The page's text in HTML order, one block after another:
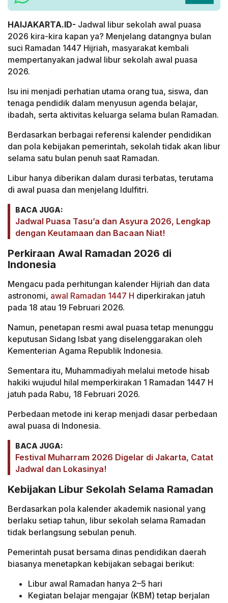
HAIJAKARTA.ID- Jadwal libur sekolah awal puasa
2026 kira-kira kapan ya? Menjelang datangnya bulan
suci Ramadan 1447 Hijriah, masyarakat kembali
mempertanyakan jadwal libur sekolah awal puasa
2026.
Isu ini menjadi perhatian utama orang tua, siswa, dan
tenaga pendidik dalam menyusun agenda belajar,
ibadah, serta aktivitas keluarga selama bulan Ramadan.
Berdasarkan berbagai referensi kalender pendidikan
dan pola kebijakan pemerintah, sekolah tidak akan libur
selama satu bulan penuh saat Ramadan.
Libur hanya diberikan dalam durasi terbatas, terutama
di awal puasa dan menjelang Idulfitri.
BACA JUGA:
Jadwal Puasa Tasu’a dan Asyura 2026, Lengkap
dengan Keutamaan dan Bacaan Niat!
Perkiraan Awal Ramadan 2026 di
Indonesia
Mengacu pada perhitungan kalender Hijriah dan data
astronomi, awal Ramadan 1447 H diperkirakan jatuh
pada 18 atau 19 Februari 2026.
Namun, penetapan resmi awal puasa tetap menunggu
keputusan Sidang Isbat yang diselenggarakan oleh
Kementerian Agama Republik Indonesia.
Sementara itu, Muhammadiyah melalui metode hisab
hakiki wujudul hilal memperkirakan 1 Ramadan 1447 H
jatuh pada Rabu, 18 Februari 2026.
Perbedaan metode ini kerap menjadi dasar perbedaan
awal puasa di Indonesia.
BACA JUGA:
Festival Muharram 2026 Digelar di Jakarta, Catat
Jadwal dan Lokasinya!
Kebijakan Libur Sekolah Selama Ramadan
Berdasarkan pola kalender akademik nasional yang
berlaku setiap tahun, libur sekolah selama Ramadan
tidak berlangsung sebulan penuh.
Pemerintah pusat bersama dinas pendidikan daerah
biasanya menetapkan kebijakan sebagai berikut:
Libur awal Ramadan hanya 2–5 hari
Kegiatan belajar mengajar (KBM) tetap berjalan